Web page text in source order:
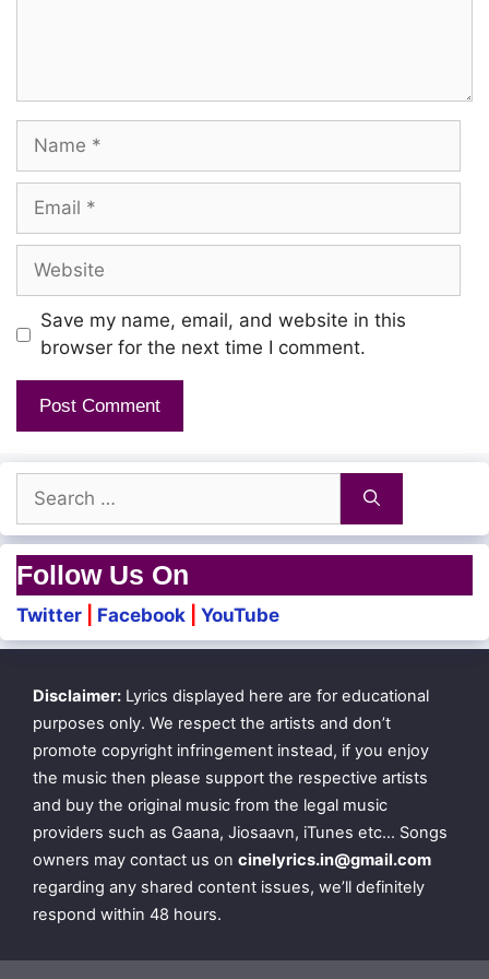
Karum paaraiya pol irundhaa
Soga maambazhamaa kaninjaa
Rosaa kadhavu thaanaa thorandhu
Vaasam vandhadhenna hoi
Rosaa kadhavu thaanaa thorandhu
Vaasam vandhadhenna
Ilam poova kodi thaan thodumo
Sirichaa kolli mala kuyilu
Sirichaa kolli mala kuyilu
Kaavalukkingae yaar poruppu
Kaavalukkingae yaar poruppu
Mullu valarthadhu thaamarap poo
Ulagam yengo malli poo
Pari ponadhu en sirippu
Name
Email
Website
Save my name, email, and website in this
browser for the next time I comment.
Search
for:
Follow Us On
Twitter Facebook YouTube
Disclaimer: Lyrics displayed here are for educational
purposes only. We respect the artists and don’t
promote copyright infringement instead, if you enjoy
the music then please support the respective artists
and buy the original music from the legal music
providers such as Gaana, Jiosaavn, iTunes etc… Songs
owners may contact us on cinelyrics.in@gmail.com
regarding any shared content issues, we’ll definitely
respond within 48 hours.